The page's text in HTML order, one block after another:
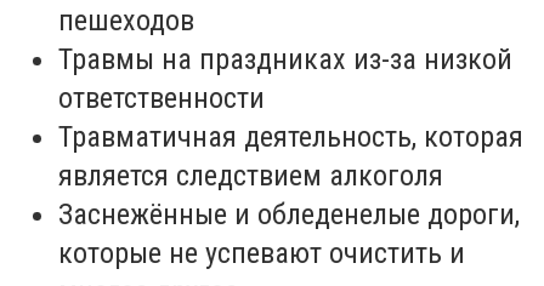
пешеходов
Травмы на праздниках из-за низкой
ответственности
Травматичная деятельность, которая
является следствием алкоголя
Заснежённые и обледенелые дороги,
которые не успевают очистить и